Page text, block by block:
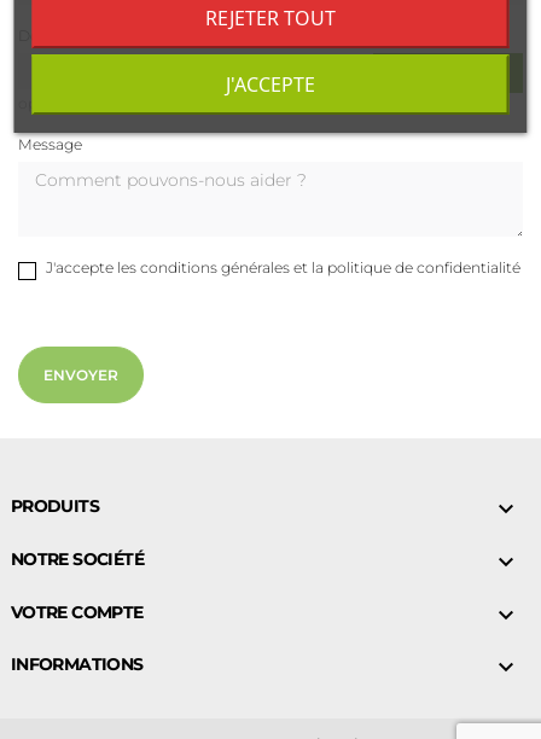
Message
J'accepte les conditions générales et la politique de confidentialité
PRODUITS 
NOTRE SOCIÉTÉ 
VOTRE COMPTE 
INFORMATIONS 
REJETER TOUT
J'ACCEPTE